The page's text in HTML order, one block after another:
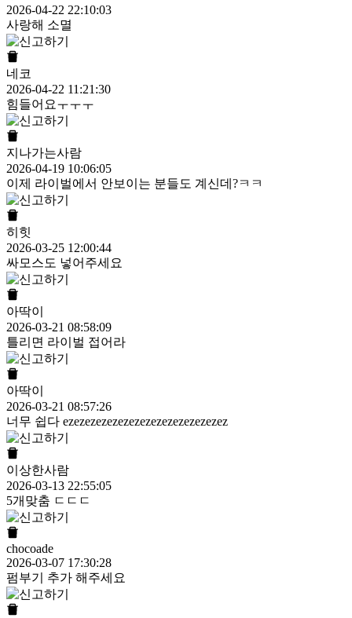
2026-04-22 22:10:03
사랑해 소멸
네코
2026-04-22 11:21:30
힘들어요ㅜㅜㅜ
지나가는사람
2026-04-19 10:06:05
이제 라이벌에서 안보이는 분들도 계신데?ㅋㅋ
히힛
2026-03-25 12:00:44
싸모스도 넣어주세요
아딱이
2026-03-21 08:58:09
틀리면 라이벌 접어라
아딱이
2026-03-21 08:57:26
너무 쉽다 ezezezezezezezezezezezezezezez
이상한사람
2026-03-13 22:55:05
5개맞춤 ㄷㄷㄷ
chocoade
2026-03-07 17:30:28
펌부기 추가 해주세요